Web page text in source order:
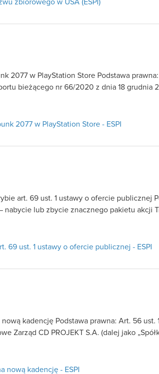
zbiorowego w USA (ESPI)
2077 w PlayStation Store Podstawa prawna:
bieżącego nr 66/2020 z dnia 18 grudnia
2077 w PlayStation Store - ESPI
art. 69 ust. 1 ustawy o ofercie publicznej
nabycie lub zbycie znacznego pakietu akcji
69 ust. 1 ustawy o ofercie publicznej - ESPI
kadencję Podstawa prawna: Art. 56 ust.
Zarząd CD PROJEKT S.A. (dalej jako
nową kadencję - ESPI